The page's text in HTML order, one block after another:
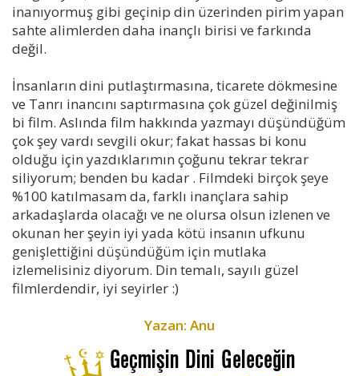
inanıyormuş gibi geçinip din üzerinden pirim yapan
sahte alimlerden daha inançlı birisi ve farkında
değil.
İnsanların dini putlaştırmasına, ticarete dökmesine
ve Tanrı inancını saptırmasına çok güzel değinilmiş
bi film. Aslında film hakkında yazmayı düşündüğüm
çok şey vardı sevgili okur; fakat hassas bi konu
olduğu için yazdıklarımın çoğunu tekrar tekrar
siliyorum; benden bu kadar . Filmdeki birçok şeye
%100 katılmasam da, farklı inançlara sahip
arkadaşlarda olacağı ve ne olursa olsun izlenen ve
okunan her şeyin iyi yada kötü insanın ufkunu
genişlettiğini düşündüğüm için mutlaka
izlemelisiniz diyorum. Din temalı, sayılı güzel
filmlerdendir, iyi seyirler :)
Yazan: Anu